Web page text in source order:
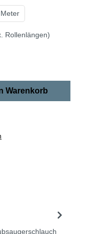
Rollenlängen)
Warenkorb